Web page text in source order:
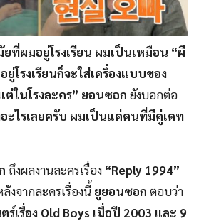
ยที่ผมอยู่โรงเรียน ผมเป็นเหมือน “ผี
โรงเรียนก็จะใส่เครื่องแบบของ
ต่ในโรงละคร” ยอนซอก ยังบอกต่อ
อะไรเลยครับ ผมเป็นแค่คนที่มีคู่เดท
ถึงผลงานละครเรื่อง “Reply 1994”
งจากละครเรื่องนี้ ยูยอนซอก ตอบว่า
เรื่อง Old Boys เมื่อปี 2003 และ 9